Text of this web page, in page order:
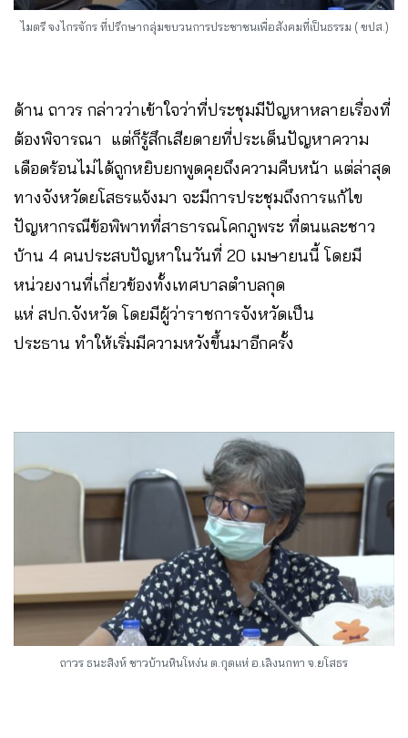
ไมตรี จงไกรจักร ที่ปรึกษากลุ่มขบวนการประชาชนเพื่อสังคมที่เป็นธรรม ( ขปส.)
ด้าน ถาวร กล่าวว่าเข้าใจว่าที่ประชุมมีปัญหาหลายเรื่องที่
ต้องพิจารณา แต่ก็รู้สึกเสียดายที่ประเด็นปัญหาความ
เดือดร้อนไม่ได้ถูกหยิบยกพูดคุยถึงความคืบหน้า แต่ล่าสุด
ทางจังหวัดยโสธรแจ้งมา จะมีการประชุมถึงการแก้ไข
ปัญหากรณีข้อพิพาทที่สาธารณโคกภูพระ ที่ตนและชาว
บ้าน 4 คนประสบปัญหาในวันที่ 20 เมษายนนี้ โดยมี
หน่วยงานที่เกี่ยวข้องทั้งเทศบาลตำบลกุด
แห่ สปก.จังหวัด โดยมีผู้ว่าราชการจังหวัดเป็น
ประธาน ทำให้เริ่มมีความหวังขึ้นมาอีกครั้ง
ถาวร ธนะสิงห์ ชาวบ้านหินโหง่น ต.กุดแห่ อ.เลิงนกทา จ.ยโสธร